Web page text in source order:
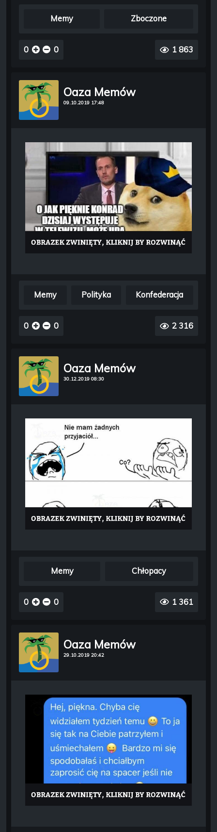
Memy Zboczone
0 0 1 863
Oaza Memów
09.10.2019 17:48
Memy Polityka Konfederacja
0 0 2 316
Oaza Memów
30.12.2019 08:30
Memy Chłopacy
0 0 1 361
Oaza Memów
29.10.2019 20:42